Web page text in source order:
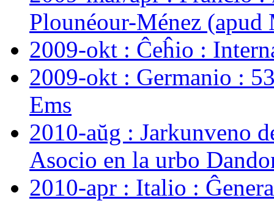
Plounéour-Ménez
2009-okt : Ĉeĥio :
2009-okt : Germanio :
Ems
2010-aŭg : Jarkunveno
Asocio en la urbo
2010-apr : Italio :